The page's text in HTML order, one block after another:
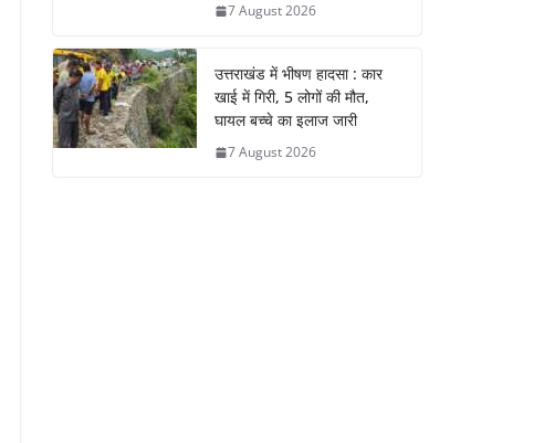
7 August 2026
उत्तराखंड में भीषण हादसा : कार
खाई में गिरी, 5 लोगों की मौत,
घायल बच्चे का इलाज जारी
7 August 2026